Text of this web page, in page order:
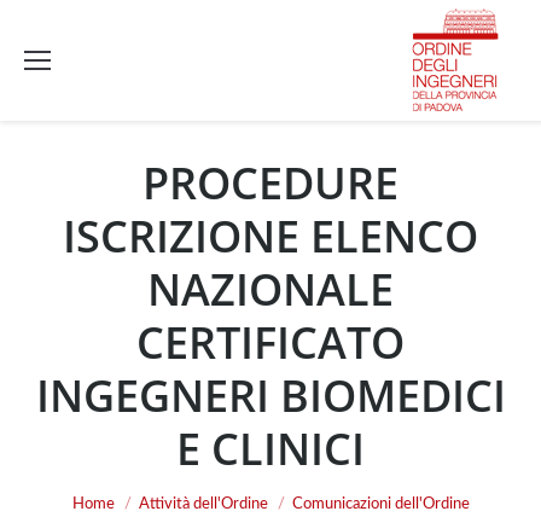
PROCEDURE
ISCRIZIONE ELENCO
NAZIONALE
CERTIFICATO
INGEGNERI BIOMEDICI
E CLINICI
You are here:
Home Attività dell'Ordine Comunicazioni dell'Ordine